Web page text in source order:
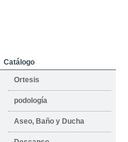
Catálogo
Ortesis
podología
Aseo, Baño y Ducha